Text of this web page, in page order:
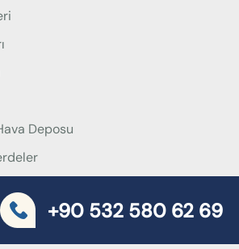
Deposu
+90 532 580 62 69